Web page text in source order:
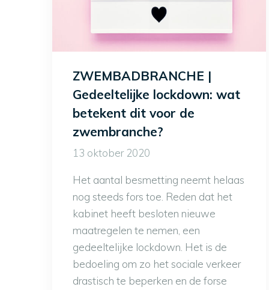
ZWEMBADBRANCHE |
Gedeeltelijke lockdown: wat
betekent dit voor de
zwembranche?
13 oktober 2020
Het aantal besmetting neemt helaas
nog steeds fors toe. Reden dat het
kabinet heeft besloten nieuwe
maatregelen te nemen, een
gedeeltelijke lockdown. Het is de
bedoeling om zo het sociale verkeer
drastisch te beperken en de forse